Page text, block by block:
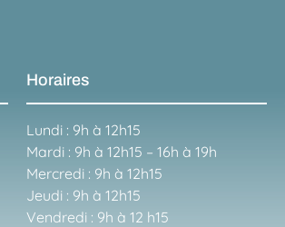
Horaires
Lundi : 9h à 12h15
Mardi : 9h à 12h15 – 16h à 19h
Mercredi : 9h à 12h15
Jeudi : 9h à 12h15
Vendredi : 9h à 12 h15